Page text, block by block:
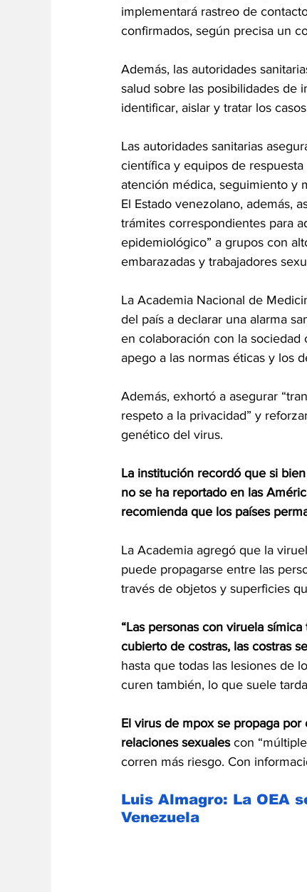
implementará rastreo de
confirmados, según precisa un
Además, las autoridades
salud sobre las posibilidades de
identificar, aislar y tratar los
Las autoridades sanitarias
científica y equipos de
atención médica, seguimiento y
El Estado venezolano, además,
trámites correspondientes para
epidemiológico” a grupos con
embarazadas y trabajadores
La Academia Nacional de
del país a declarar una alarma
en colaboración con la sociedad
apego a las normas éticas y los
Además, exhortó a asegurar
respeto a la privacidad” y
genético del virus.
La institución recordó que si
no se ha reportado en las
recomienda que los países
La Academia agregó que la
puede propagarse entre las
través de objetos y superficies
“Las personas con viruela
cubierto de costras, las costras
hasta que todas las lesiones de
curen también, lo que suele
El virus de mpox se propaga
relaciones sexuales con
corren más riesgo. Con
Luis Almagro: La OEA
Venezuela